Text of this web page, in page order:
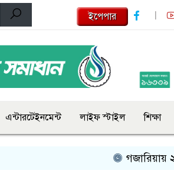
ইপেপার
এন্টারটেইনমেন্ট লাইফ স্টাইল শিক্ষা
গজারিয়ায় ২৪